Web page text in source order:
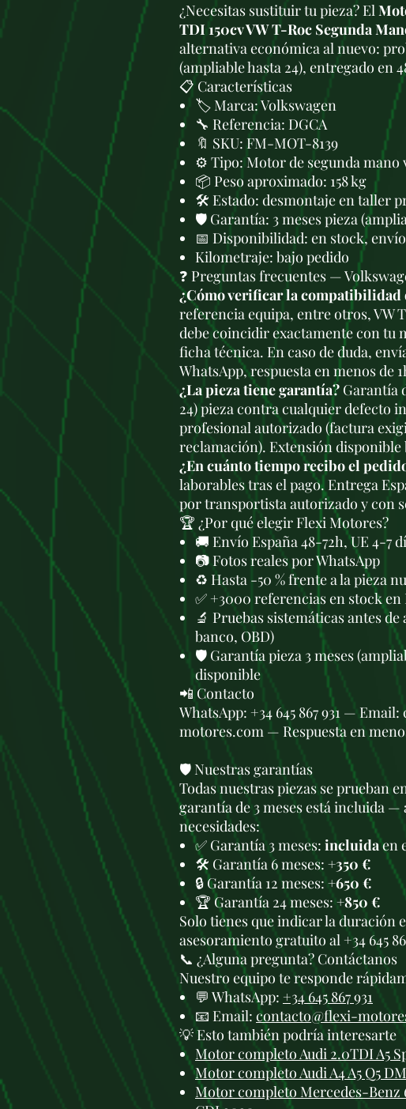
¿Necesitas sustituir tu pieza? El
TDI 150cv VW T-Roc Segunda
alternativa económica al nuevo:
(ampliable hasta 24), entregado en
📋 Características
🏷️ Marca: Volkswagen
🔧 Referencia: DGCA
🔖 SKU: FM-MOT-8139
⚙️ Tipo: Motor de segunda mano
📦 Peso aproximado: 158 kg
🛠 Estado: desmontaje en taller
🛡️ Garantía: 3 meses pieza
📅 Disponibilidad: en stock,
Kilometraje: bajo pedido
❓ Preguntas frecuentes —
¿Cómo verificar la compatibilidad
referencia equipa, entre otros, VW
debe coincidir exactamente con tu
ficha técnica. En caso de duda,
WhatsApp, respuesta en menos de
¿La pieza tiene garantía? Garantía
24) pieza contra cualquier defecto
profesional autorizado (factura
reclamación). Extensión disponible
¿En cuánto tiempo recibo el
laborables tras el pago. Entrega
por transportista autorizado y con
🏆 ¿Por qué elegir Flexi Motores?
🚚 Envío España 48-72h, UE 4-7
📷 Fotos reales por WhatsApp
♻️ Hasta -50 % frente a la pieza
✅ +3000 referencias en stock en
🔬 Pruebas sistemáticas antes
banco, OBD)
🛡️ Garantía pieza 3 meses
disponible
📲 Contacto
WhatsApp: +34 645 867 931 —
motores.com — Respuesta en
🛡️ Nuestras garantías
Todas nuestras piezas se prueban
garantía de 3 meses está incluida —
necesidades:
✅ Garantía 3 meses: incluidaen
🛠️ Garantía 6 meses: +350 €
🔒 Garantía 12 meses: +650 €
🏆 Garantía 24 meses:+850 €
Solo tienes que indicar la duración
asesoramiento gratuito al +34 645
📞 ¿Alguna pregunta? Contáctanos
Nuestro equipo te responde
💬 WhatsApp: +34 645 867 931
📧 Email: contacto@flexi-
💡 Esto también podría interesarte
Motor completo Audi 2.0TDI A5
Motor completo Audi A4 A5 Q5
Motor completo Mercedes-Benz